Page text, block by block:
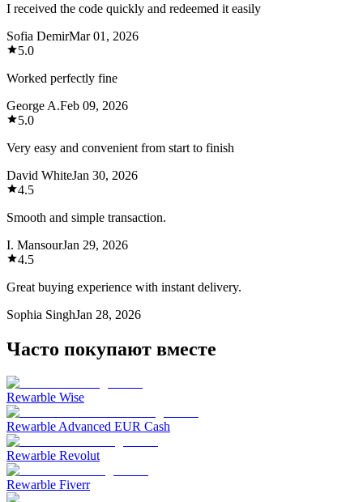
I received the code quickly and redeemed it easily
Sofia DemirMar 01, 2026
5.0
Worked perfectly fine
George A.Feb 09, 2026
5.0
Very easy and convenient from start to finish
David WhiteJan 30, 2026
4.5
Smooth and simple transaction.
I. MansourJan 29, 2026
4.5
Great buying experience with instant delivery.
Sophia SinghJan 28, 2026
Часто покупают вместе
Rewarble Wise
Rewarble Advanced EUR Cash
Rewarble Revolut
Rewarble Fiverr